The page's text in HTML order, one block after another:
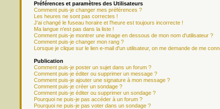
Préférences et paramètres des Utilisateurs
Comment puis-je changer mes préférences ?
Les heures ne sont pas correctes !
J'ai changé le fuseau horaire et l'heure est toujours incorrecte !
Ma langue n'est pas dans la liste !
Comment puis-je montrer une image en dessous de mon nom d'utilisateur ?
Comment puis-je changer mon rang ?
Lorsque je clique sur le lien e-mail d'un utilisateur, on me demande de me
Publication
Comment puis-je poster un sujet dans un forum ?
Comment puis-je éditer ou supprimer un message ?
Comment puis-je ajouter une signature à mon message ?
Comment puis-je créer un sondage ?
Comment puis-je éditer ou supprimer un sondage ?
Pourquoi ne puis-je pas accéder à un forum ?
Pourquoi ne puis-je pas voter dans un sondage ?